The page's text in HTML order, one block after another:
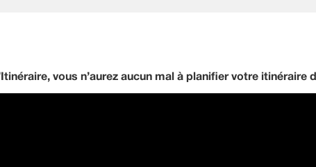
vous n’aurez aucun mal à planifier votre itinéraire